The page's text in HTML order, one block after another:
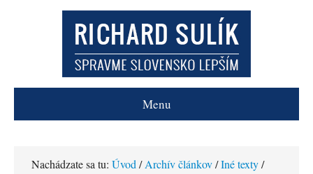
Menu
Nachádzate sa tu: Úvod /Archív článkov/Iné texty/